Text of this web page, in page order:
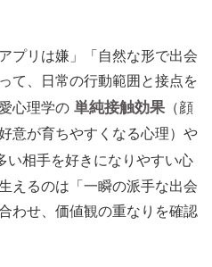
プリは嫌」「自然な形で出会
て、日常の行動範囲と接点を
心理学の 単純接触効果 （顔
意が育ちやすくなる心理）や
い相手を好きになりやすい心
えるのは「一瞬の派手な出会
わせ、価値観の重なりを確認